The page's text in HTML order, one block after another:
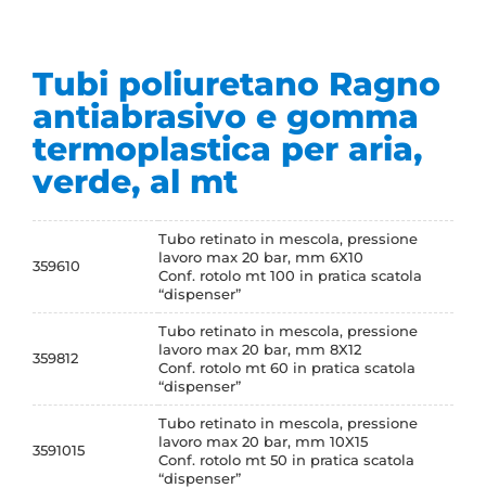
Tubi poliuretano Ragno
antiabrasivo e gomma
termoplastica per aria,
verde, al mt
359610
Tubo retinato in mescola, pressione
lavoro max 20 bar, mm 6X10
Conf. rotolo mt 100 in pratica scatola
“dispenser”
359812
Tubo retinato in mescola, pressione
lavoro max 20 bar, mm 8X12
Conf. rotolo mt 60 in pratica scatola
“dispenser”
3591015
Tubo retinato in mescola, pressione
lavoro max 20 bar, mm 10X15
Conf. rotolo mt 50 in pratica scatola
“dispenser”